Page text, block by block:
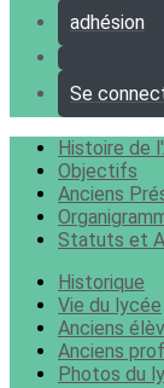
adhésion
Se
Histoire de
Objectifs
Anciens
Statuts et
Historique
Vie du lycée
Anciens
Anciens
Photos du